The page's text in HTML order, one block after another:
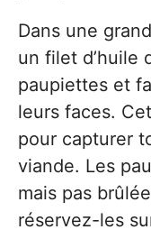
Dans une
un filet d’huile
paupiettes et
leurs faces.
pour capturer
viande. Les
mais pas
réservez-les